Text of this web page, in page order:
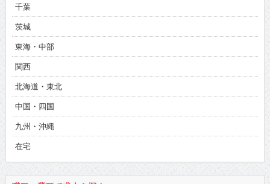
千葉
茨城
東海・中部
関西
北海道・東北
中国・四国
九州・沖縄
在宅